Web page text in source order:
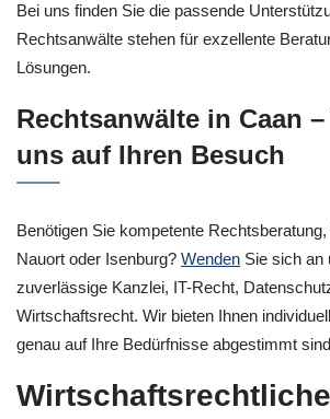
Bei uns finden Sie die passende
Rechtsanwälte stehen für exzellente
Lösungen.
Rechtsanwälte in Caan
uns auf Ihren Besuch
Benötigen Sie kompetente
Nauort oder Isenburg? Wenden Sie sich an
zuverlässige Kanzlei, IT-Recht,
Wirtschaftsrecht. Wir bieten Ihnen
genau auf Ihre Bedürfnisse abgestimmt